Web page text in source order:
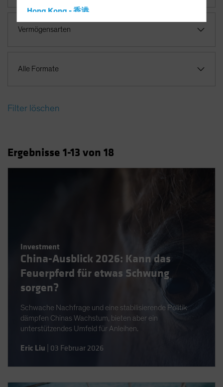
Hong Kong - 香港
Hungary
Japan - 日本
Luxembourg and Other EMEA
Norway
Spain
Sweden
Switzerland
Taiwan - 台灣
UK
United States (US Citizens)
Vermögensarten
Alle Formate
Filter löschen
Ergebnisse 1-13 von 18
Investment
China-Ausblick 2026: Kann das
Feuerpferd für etwas Schwung
sorgen?
Schwache Nachfrage und eine stabilisierende Politik
dämpfen Chinas Wachstum, bieten aber ein
unterstützendes Umfeld für Anleihen.
Eric Liu 03 Februar 2026